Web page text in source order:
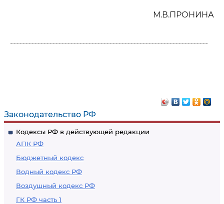
Законодательство РФ
Кодексы РФ в действующей редакции
АПК РФ
Бюджетный кодекс
Водный кодекс РФ
Воздушный кодекс РФ
ГК РФ часть 1
М.В.ПРОНИНА
------------------------------------------------------------------